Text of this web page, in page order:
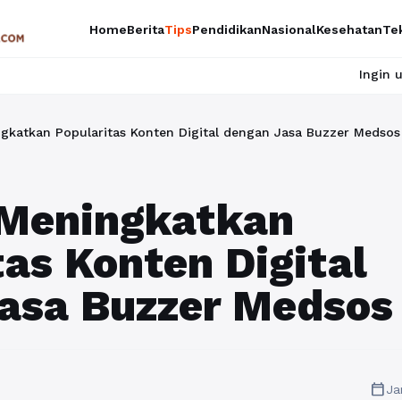
HomeBeritaTipsPendidikanNasionalKesehatan
Ingin upgrade skill
Popularitas Konten Digital dengan Jasa Buzzer Medsos
Konten Digital
Buzzer Medsos
calendar_today